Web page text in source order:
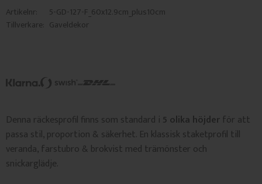
Artikelnr
5-GD-127-F_60x12.9cm_plus10cm
Tillverkare Gaveldekor
Denna räckesprofil finns som standard i 5 olika höjderför att
passa stil, proportion & säkerhet. En klassisk staketprofil till
veranda, farstubro & brokvist med trämönster och
snickarglädje.